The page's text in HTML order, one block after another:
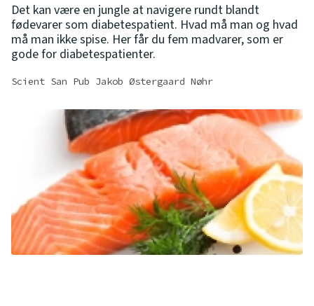
Det kan være en jungle at navigere rundt blandt
fødevarer som diabetespatient. Hvad må man og hvad
må man ikke spise. Her får du fem madvarer, som er
gode for diabetespatienter.
Scient San Pub Jakob Østergaard Nøhr